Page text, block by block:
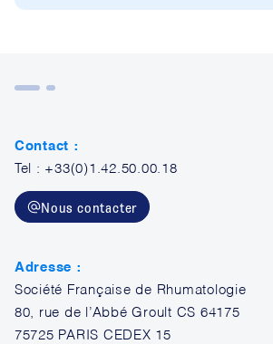
Contact :
Tel : +33(0)1.42.50.00.18
Nous contacter
Adresse :
Société Française de Rhumatologie
80, rue de l’Abbé Groult CS 64175
75725 PARIS CEDEX 15